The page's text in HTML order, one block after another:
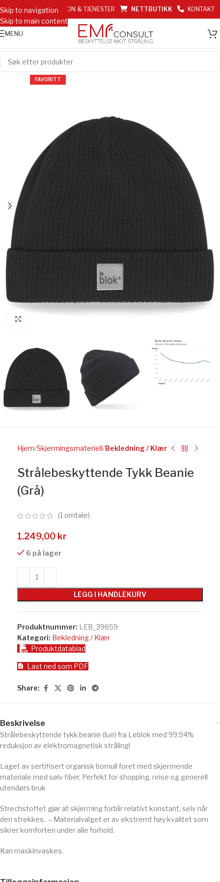
Skip to navigation
Skip to main content
EMF INFORMASJON & TJENESTER NETTBUTIKK KONTAKT
MENU
FAVORITT
Hjem Skjermingsmateriell Bekledning / Klær
Strålebeskyttende Tykk Beanie
(Grå)
(1 omtale)
1.249,00 kr
6 på lager
LEGG I HANDLEKURV
Produktnummer: LEB_39659
Kategori: Bekledning / Klær
Produktdatablad
Last ned som PDF
Share:
Beskrivelse
Strålebeskyttende tykk beanie (lue) fra Leblok med 99,94%
reduksjon av elektromagnetisk stråling!
Laget av sertifisert organisk bomull foret med skjermende
materiale med sølv fiber. Perfekt for shopping, reise og generell
utendørs bruk
Strechstoffet gjør at skjerming forblir relativt konstant, selv når
den strekkes. – Materialvalget er av ekstremt høy kvalitet som
sikrer komforten under alle forhold.
Kan maskinvaskes.